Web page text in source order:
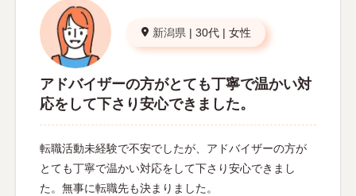
新潟県 | 30代 | 女性
アドバイザーの方がとても丁寧で温かい対
応をして下さり安心できました。
転職活動未経験で不安でしたが、アドバイザーの方が
とても丁寧で温かい対応をして下さり安心できまし
た。無事に転職先も決まりました。